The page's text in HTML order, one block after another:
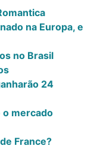
na Europa, e
no Brasil
24
o mercado
France?